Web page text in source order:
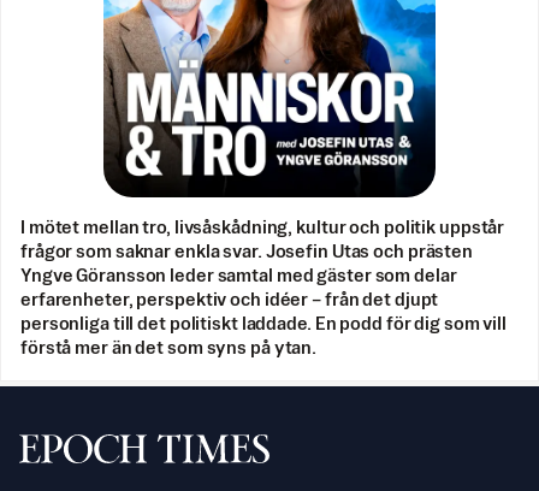
I mötet mellan tro, livsåskådning, kultur och politik uppstår
frågor som saknar enkla svar. Josefin Utas och prästen
Yngve Göransson leder samtal med gäster som delar
erfarenheter, perspektiv och idéer – från det djupt
personliga till det politiskt laddade. En podd för dig som vill
förstå mer än det som syns på ytan.
Svenska Epoch Times